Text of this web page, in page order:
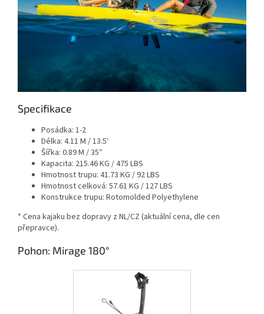
Specifikace
Posádka: 1-2
Délka: 4.11 M / 13.5′
Šířka: 0.89 M / 35″
Kapacita: 215.46 KG / 475 LBS
Hmotnost trupu: 41.73 KG / 92 LBS
Hmotnost celková: 57.61 KG / 127 LBS
Konstrukce trupu: Rotomolded Polyethylene
* Cena kajaku bez dopravy z NL/CZ (aktuální cena, dle cen
přepravce).
Pohon: Mirage 180°